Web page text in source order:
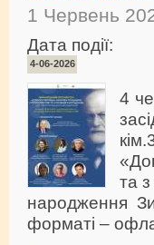
1 Червень
Дата події:
4-06-2026
4
та
народження
форматі –